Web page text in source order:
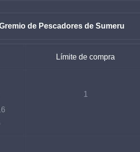
de Pescadores de Sumeru
Límite de compra
1